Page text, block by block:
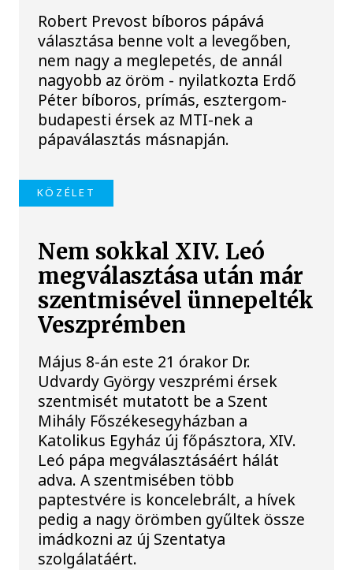
Robert Prevost bíboros pápává
választása benne volt a levegőben,
nem nagy a meglepetés, de annál
nagyobb az öröm - nyilatkozta Erdő
Péter bíboros, prímás, esztergom-
budapesti érsek az MTI-nek a
pápaválasztás másnapján.
KÖZÉLET
Nem sokkal XIV. Leó
megválasztása után már
szentmisével ünnepelték
Veszprémben
Május 8-án este 21 órakor Dr.
Udvardy György veszprémi érsek
szentmisét mutatott be a Szent
Mihály Főszékesegyházban a
Katolikus Egyház új főpásztora, XIV.
Leó pápa megválasztásáért hálát
adva. A szentmisében több
paptestvére is koncelebrált, a hívek
pedig a nagy örömben gyűltek össze
imádkozni az új Szentatya
szolgálatáért.